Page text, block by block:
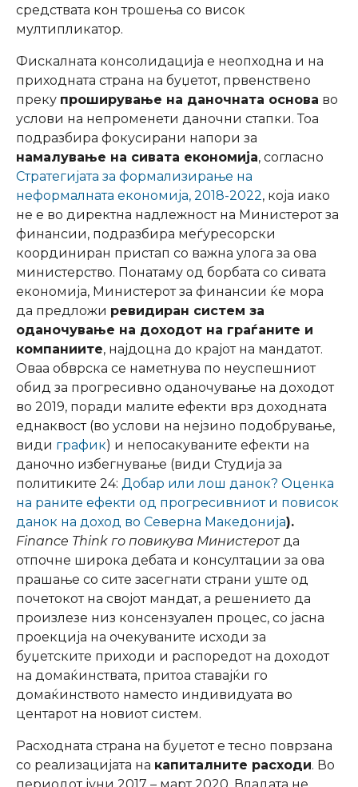
средствата кон трошења со висок
мултипликатор.
Фискалната консолидација е неопходна и на
приходната страна на буџетот, првенствено
преку проширување на даночната основа во
услови на непроменети даночни стапки. Тоа
подразбира фокусирани напори за
намалување на сивата економија, согласно
Стратегијата за формализирање на
неформалната економија, 2018-2022, која иако
не е во директна надлежност на Министерот за
финансии, подразбира меѓуресорски
координиран пристап со важна улога за ова
министерство. Понатаму од борбата со сивата
економија, Министерот за финансии ќе мора
да предложи ревидиран систем за
оданочување на доходот на граѓаните и
компаниите, најдоцна до крајот на мандатот.
Оваа обврска се наметнува по неуспешниот
обид за прогресивно оданочување на доходот
во 2019, поради малите ефекти врз доходната
еднаквост (во услови на нејзино подобрување,
види график) и непосакуваните ефекти на
даночно избегнување (види Студија за
политиките 24: Добар или лош данок? Оценка
на раните ефекти од прогресивниот и повисок
данок на доход во Северна Македонија).
Finance Think го повикува Министеротда
отпочне широка дебата и консултации за ова
прашање со сите засегнати страни уште од
почетокот на својот мандат, а решението да
произлезе низ консензуален процес, со јасна
проекција на очекуваните исходи за
буџетските приходи и распоредот на доходот
на домаќинствата, притоа ставајќи го
домаќинството наместо индивидуата во
центарот на новиот систем.
Расходната страна на буџетот е тесно поврзана
со реализацијата на капиталните расходи. Во